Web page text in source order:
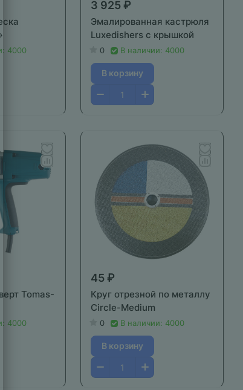
4000
3 925 ₽
Эмалированная кастрюля
Luxedishers с крышкой
0 В наличии: 4000
В корзину
Tomas-
4000
45 ₽
Круг отрезной по металлу
Circle-Medium
0 В наличии: 4000
В корзину